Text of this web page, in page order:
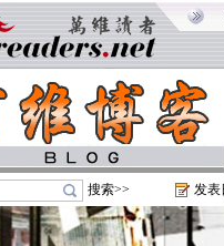
搜索>> 发表